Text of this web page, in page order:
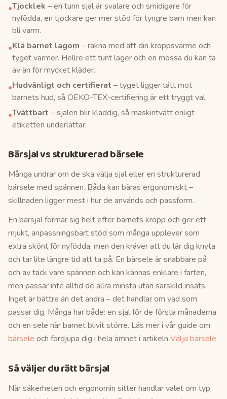
•Tjocklek – en tunn sjal är svalare och smidigare för
nyfödda, en tjockare ger mer stöd för tyngre barn men kan
bli varm.
•Klä barnet lagom – räkna med att din kroppsvärme och
tyget värmer. Hellre ett tunt lager och en mössa du kan ta
av än för mycket kläder.
•Hudvänligt och certifierat – tyget ligger tätt mot
barnets hud, så OEKO-TEX-certifiering är ett tryggt val.
•Tvättbart – sjalen blir kladdig, så maskintvätt enligt
etiketten underlättar.
Bärsjal vs strukturerad bärsele
Många undrar om de ska välja sjal eller en strukturerad
bärsele med spännen. Båda kan bäras ergonomiskt –
skillnaden ligger mest i hur de används och passform.
En bärsjal formar sig helt efter barnets kropp och ger ett
mjukt, anpassningsbart stöd som många upplever som
extra skönt för nyfödda, men den kräver att du lär dig knyta
och tar lite längre tid att ta på. En bärsele är snabbare på
och av tack vare spännen och kan kännas enklare i farten,
men passar inte alltid de allra minsta utan särskild insats.
Inget är bättre än det andra – det handlar om vad som
passar dig. Många har både: en sjal för de första månaderna
och en sele när barnet blivit större. Läs mer i vår guide om
bärsele och fördjupa dig i hela ämnet i artikeln Välja bärsele.
Så väljer du rätt bärsjal
När säkerheten och ergonomin sitter handlar valet om typ,